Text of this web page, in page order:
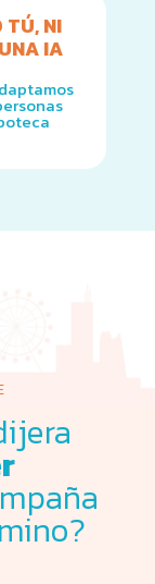
TÚ, NI
IA